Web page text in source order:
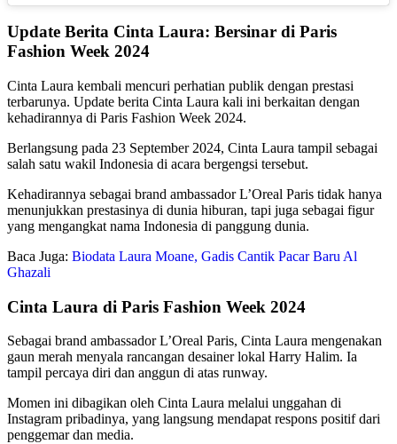
Update Berita Cinta Laura: Bersinar di Paris
Fashion Week 2024
Cinta Laura kembali mencuri perhatian publik dengan prestasi
terbarunya. Update berita Cinta Laura kali ini berkaitan dengan
kehadirannya di Paris Fashion Week 2024.
Berlangsung pada 23 September 2024, Cinta Laura tampil sebagai
salah satu wakil Indonesia di acara bergengsi tersebut.
Kehadirannya sebagai brand ambassador L’Oreal Paris tidak hanya
menunjukkan prestasinya di dunia hiburan, tapi juga sebagai figur
yang mengangkat nama Indonesia di panggung dunia.
Baca Juga: Biodata Laura Moane, Gadis Cantik Pacar Baru Al
Ghazali
Cinta Laura di Paris Fashion Week 2024
Sebagai brand ambassador L’Oreal Paris, Cinta Laura mengenakan
gaun merah menyala rancangan desainer lokal Harry Halim. Ia
tampil percaya diri dan anggun di atas runway.
Momen ini dibagikan oleh Cinta Laura melalui unggahan di
Instagram pribadinya, yang langsung mendapat respons positif dari
penggemar dan media.